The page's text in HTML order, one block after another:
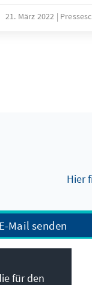
21. März 2022
Hier
Mail senden
für den